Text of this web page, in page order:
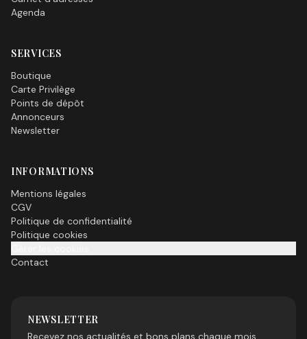
Agenda
SERVICES
Boutique
Carte Privilège
Points de dépôt
Annonceurs
Newsletter
INFORMATIONS
Mentions légales
CGV
Politique de confidentialité
Politique cookies
Contact
NEWSLETTER
Recevez nos actualités et bons plans chaque mois.